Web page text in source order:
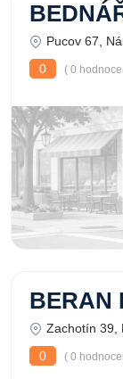
Pucov 67,
0
( 0
BERAN
Zachotín 39,
0
( 0